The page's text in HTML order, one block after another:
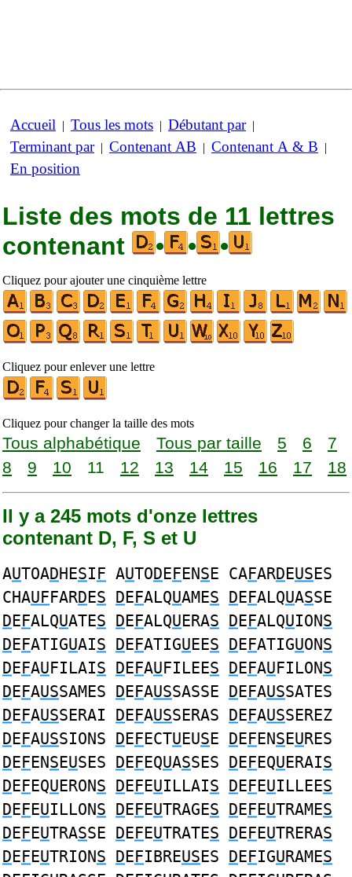
Accueil | Tous les mots | Débutant par|
Terminant par| Contenant AB | Contenant A & B |
En position
Liste des mots de 11 lettres
contenant
• • •
Cliquez pour ajouter une cinquième lettre
Cliquez pour enlever une lettre
Cliquez pour changer la taille des mots
Tous alphabétique Tous par taille 5 6
7
8
9 10 11 12 13 14 15 16 17 18
Il y a 245 mots d'onze lettres
contenant D, F, S et U
AUTOADHESIF AUTODEFENSE CAFARDEUSES
CHAUFFARDES DEFALQUAMES DEFALQUASSE
DEFALQUATES DEFALQUERAS DEFALQUIONS
DEFATIGUAIS DEFATIGUEES DEFATIGUONS
DEFAUFILAIS DEFAUFILEES DEFAUFILONS
DEFAUSSAMES DEFAUSSASSE DEFAUSSATES
DEFAUSSERAI DEFAUSSERAS DEFAUSSEREZ
DEFAUSSIONS DEFECTUEUSE DEFENSEURES
DEFENSEUSES DEFEQUASSES DEFEQUERAIS
DEFEQUERONS DEFEUILLAIS DEFEUILLEES
DEFEUILLONS DEFEUTRAGES DEFEUTRAMES
DEFEUTRASSE DEFEUTRATES DEFEUTRERAS
DEFEUTRIONS DEFIBREUSES DEFIGURAMES